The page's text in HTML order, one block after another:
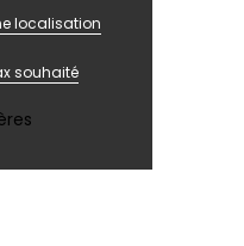
localisation